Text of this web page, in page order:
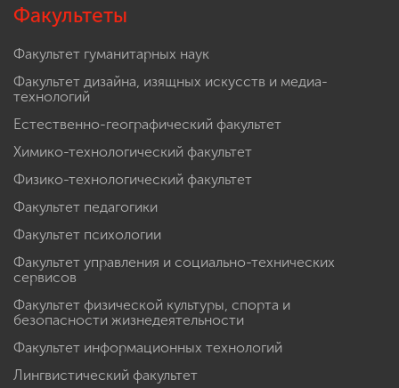
Факультеты
Факультет гуманитарных наук
Факультет дизайна, изящных искусств и медиа-
технологий
Естественно-географический факультет
Химико-технологический факультет
Физико-технологический факультет
Факультет педагогики
Факультет психологии
Факультет управления и социально-технических
сервисов
Факультет физической культуры, спорта и
безопасности жизнедеятельности
Факультет информационных технологий
Лингвистический факультет